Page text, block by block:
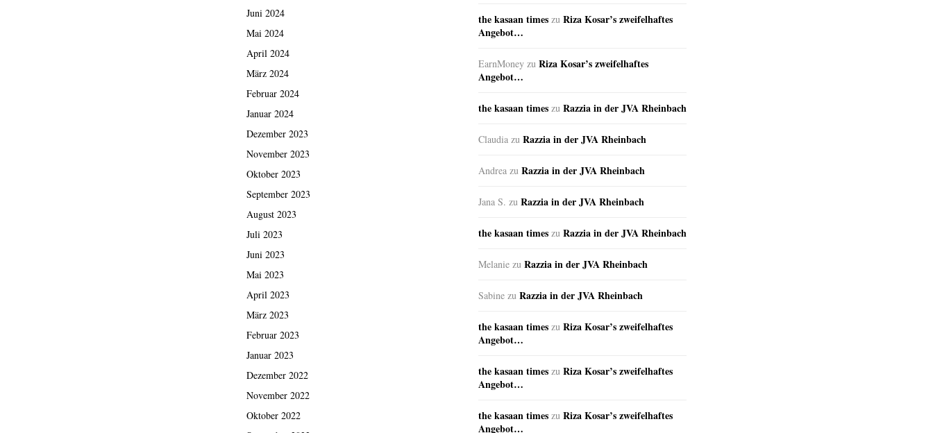
Juni 2024
Mai 2024
April 2024
März 2024
Februar 2024
Januar 2024
Dezember 2023
November 2023
Oktober 2023
September 2023
August 2023
Juli 2023
Juni 2023
Mai 2023
April 2023
März 2023
Februar 2023
Januar 2023
Dezember 2022
November 2022
Oktober 2022
the kasaan times zu Riza Kosar’s zweifelhaftes
Angebot…
EarnMoney zu Riza Kosar’s zweifelhaftes
Angebot…
the kasaan times zu Razzia in der JVA Rheinbach
Claudia zu Razzia in der JVA Rheinbach
Andrea zu Razzia in der JVA Rheinbach
Jana S. zu Razzia in der JVA Rheinbach
the kasaan times zu Razzia in der JVA Rheinbach
Melanie zu Razzia in der JVA Rheinbach
Sabine zu Razzia in der JVA Rheinbach
the kasaan times zu Riza Kosar’s zweifelhaftes
Angebot…
the kasaan times zu Riza Kosar’s zweifelhaftes
Angebot…
the kasaan times zu Riza Kosar’s zweifelhaftes
Angebot…